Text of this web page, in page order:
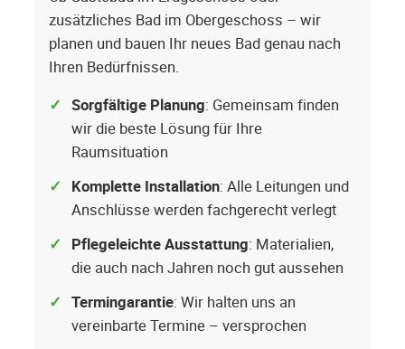
zusätzliches Bad im Obergeschoss – wir
planen und bauen Ihr neues Bad genau nach
Ihren Bedürfnissen.
Sorgfältige Planung: Gemeinsam finden
wir die beste Lösung für Ihre
Raumsituation
Komplette Installation: Alle Leitungen und
Anschlüsse werden fachgerecht verlegt
Pflegeleichte Ausstattung: Materialien,
die auch nach Jahren noch gut aussehen
Termingarantie: Wir halten uns an
vereinbarte Termine – versprochen